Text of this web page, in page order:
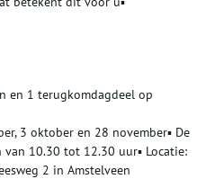
en 1 terugkomdagdeel op
3 oktober en 28 november▪ De
10.30 tot 12.30 uur▪ Locatie:
2 in Amstelveen